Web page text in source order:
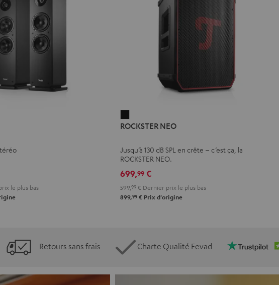
le plus bas
NEO
ROCKSTER NEO
Jusqu’à 130 dB SPL en crête – c’est ça, la
ROCKSTER NEO.
699,99 €
599, 99 € Dernier prix le plus bas
899,99 € Prix d'origine
Retours sans frais Charte Qualité Fevad